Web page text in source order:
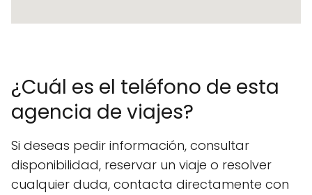
¿Cuál es el teléfono de esta
agencia de viajes?
Si deseas pedir información, consultar
disponibilidad, reservar un viaje o resolver
cualquier duda, contacta directamente con